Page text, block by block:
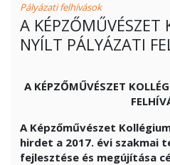
Pályázati felhívások
A KÉPZŐMŰVÉSZET
NYÍLT PÁLYÁZATI
A KÉPZŐMŰVÉSZET
A Képzőművészet
hirdet a 2017. évi szakmai
fejlesztése és megújítása